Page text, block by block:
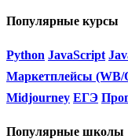
Популярные курсы
Python JavaScript
Маркетплейсы (WB/
Midjourney ЕГЭ
Популярные школы